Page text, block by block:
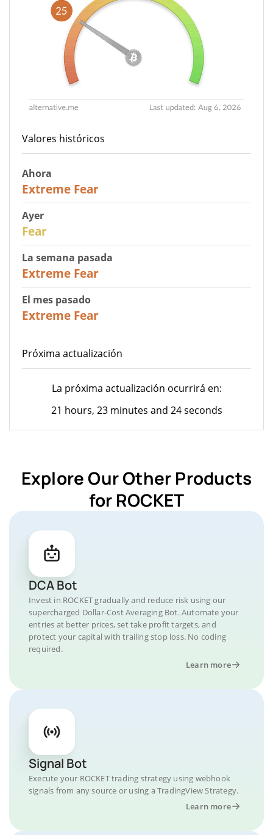
Valores históricos
Ahora
Extreme Fear
Ayer
Fear
La semana pasada
Extreme Fear
El mes pasado
Extreme Fear
Próxima actualización
La próxima actualización ocurrirá en:
21 hours, 23 minutes and 24 seconds
Explore Our Other Products
for ROCKET
DCA Bot
Invest in ROCKET gradually and reduce risk using our
supercharged Dollar-Cost Averaging Bot. Automate your
entries at better prices, set take profit targets, and
protect your capital with trailing stop loss. No coding
required.
Learn more
Signal Bot
Execute your ROCKET trading strategy using webhook
signals from any source or using a TradingView Strategy.
Learn more